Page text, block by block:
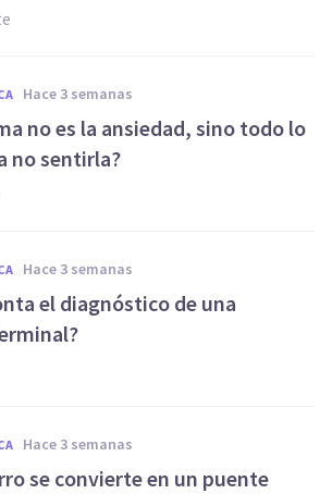
hace 3 semanas
no es la ansiedad, sino todo lo
no sentirla?
hace 3 semanas
el diagnóstico de una
hace 3 semanas
se convierte en un puente